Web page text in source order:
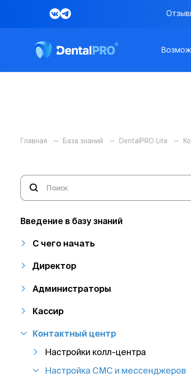
Главная База знаний DentalPRO Lite
Введение в базу знаний
С чего начать
Директор
Администраторы
Кассир
Контактный центр
Настройки колл-центра
Настройка СМС и мессенджеров